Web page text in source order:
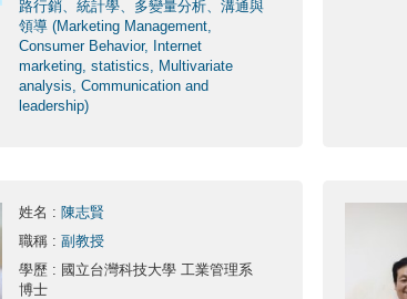
路行銷、統計學、多變量分析、溝通與
領導 (Marketing Management,
Consumer Behavior, Internet
marketing, statistics, Multivariate
analysis, Communication and
leadership)
姓名 : 陳志賢
職稱 : 副教授
學歷 : 國立台灣科技大學 工業管理系
博士